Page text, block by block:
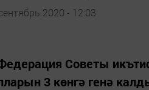
2020 - 12:03
Советы
3 көнгә генә